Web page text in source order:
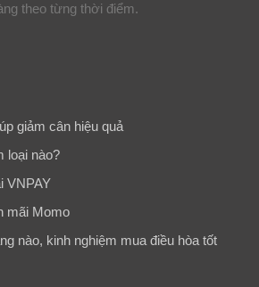
theo từng thời điểm.
giảm cân hiệu quả
loại nào?
VNPAY
mãi Momo
nào, kinh nghiệm mua điều hòa tốt